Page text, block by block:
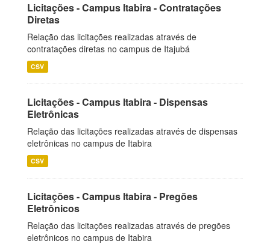
Licitações - Campus Itabira - Contratações
Diretas
Relação das licitações realizadas através de
contratações diretas no campus de Itajubá
CSV
Licitações - Campus Itabira - Dispensas
Eletrônicas
Relação das licitações realizadas através de dispensas
eletrônicas no campus de Itabira
CSV
Licitações - Campus Itabira - Pregões
Eletrônicos
Relação das licitações realizadas através de pregões
eletrônicos no campus de Itabira